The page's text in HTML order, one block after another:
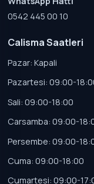
0542 445 00 10
Calisma Saatleri
Pazar: Kapali
Pazartesi: 09:00-
Sali: 09:00-18:00
Carsamba: 09:00-
Persembe: 09:00-
Cuma: 09:00-18:00
Cumartesi: 09:00-